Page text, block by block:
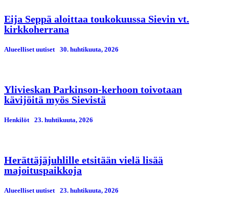
Eija Seppä aloittaa toukokuussa Sievin vt.
kirkkoherrana
Alueelliset uutiset 30. huhtikuuta, 2026
Ylivieskan Parkinson-kerhoon toivotaan
kävijöitä myös Sievistä
Henkilöt 23. huhtikuuta, 2026
Herättäjäjuhlille etsitään vielä lisää
majoituspaikkoja
Alueelliset uutiset 23. huhtikuuta, 2026